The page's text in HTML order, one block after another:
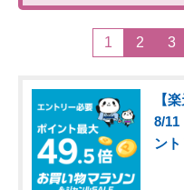
1 2 3
【
8/
ント